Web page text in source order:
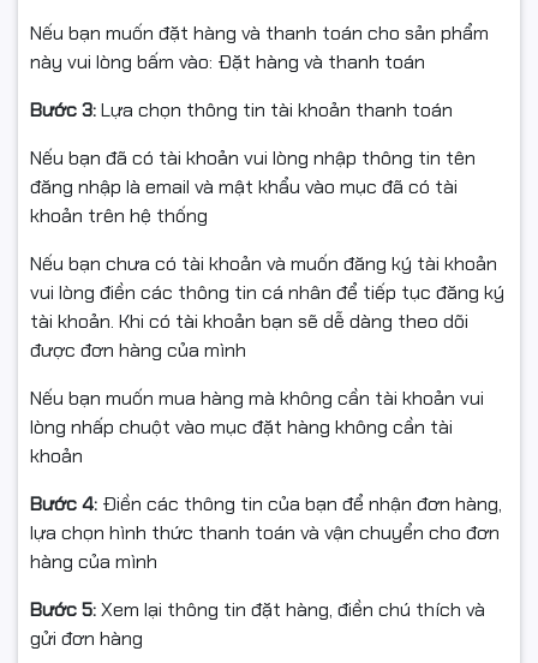
giải
dpi với công nghệ làm mịn ảnh)
Giao tiếp
USB 2.0 tốc độ cao
Khay giấy
150 tờ
Hộp mực
sử dụng
Canon Cartridge 303 hoặc tương thích
Hệ điều
hành hỗ
trợ
khiển phù hợp với từng phiên bản)
Ưu điểm nổi bật của Canon
3018 cũ
Chất lượng bản in sắc nét
ràng, đậm nét và không bị nhòe. Đây là lựa chọn phù
hợp để in:
Hồ sơ
Báo cáo
Nếu bạn muốn đặt hàng và thanh toán cho sản phẩm
này vui lòng bấm vào: Đặt hàng và thanh toán
Bước 3:Lựa chọn thông tin tài khoản thanh toán
Nếu bạn đã có tài khoản vui lòng nhập thông tin tên
đăng nhập là email và mật khẩu vào mục đã có tài
khoản trên hệ thống
Nếu bạn chưa có tài khoản và muốn đăng ký tài khoản
vui lòng điền các thông tin cá nhân để tiếp tục đăng ký
tài khoản. Khi có tài khoản bạn sẽ dễ dàng theo dõi
được đơn hàng của mình
Nếu bạn muốn mua hàng mà không cần tài khoản vui
lòng nhấp chuột vào mục đặt hàng không cần tài
khoản
Bước 4: Điền các thông tin của bạn để nhận đơn hàng,
lựa chọn hình thức thanh toán và vận chuyển cho đơn
hàng của mình
Bước 5:Xem lại thông tin đặt hàng, điền chú thích và
gửi đơn hàng